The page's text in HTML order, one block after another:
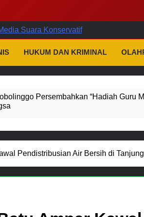
HUKUM DAN KRIMINAL
Persembahkan “Hadiah Guru
Ulama dan Umara Melalui Program
Pendistribusian Air Bersih di